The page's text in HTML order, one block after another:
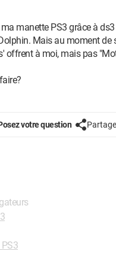
manette PS3 grâce à
Mais au moment de
offrent à moi, mais pas
votre question